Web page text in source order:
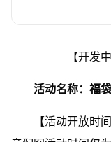
【开发
活动名称：福
【活动开放时